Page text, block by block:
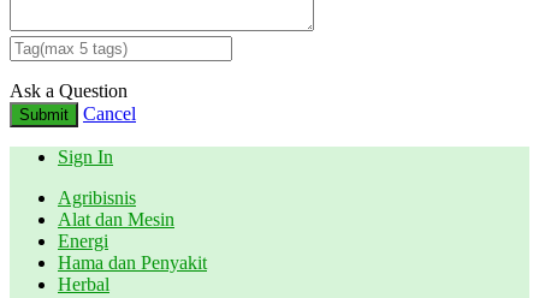
Ask a Question
Submit Cancel
Sign In
Agribisnis
Alat dan Mesin
Energi
Hama dan Penyakit
Herbal